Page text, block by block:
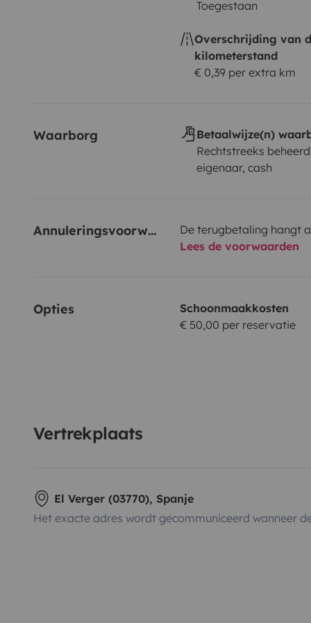
Toegestaan
Overschrijding van
kilometerstand
€ 0,39 per extra km
Waarborg
Betaalwijze(n)
Rechtstreeks
eigenaar, cash
Annuleringsvoorwaarden
De terugbetaling hangt
Lees de voorwaarden
Opties
Schoonmaakkosten
€ 50,00 per reservatie
Vertrekplaats
El Verger (03770), Spanje
Het exacte adres wordt gecommuniceerd wanneer